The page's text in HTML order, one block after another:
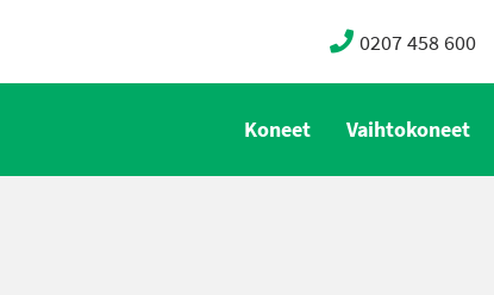
0207 458 600
Koneet Vaihtokoneet